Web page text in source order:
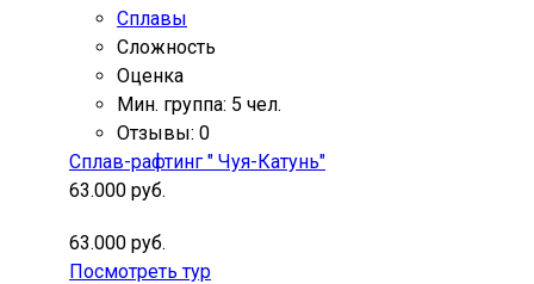
Сплавы
Сложность
Оценка
Мин. группа: 5 чел.
Отзывы: 0
Сплав-рафтинг " Чуя-Катунь"
63.000 руб.
63.000 руб.
Посмотреть тур